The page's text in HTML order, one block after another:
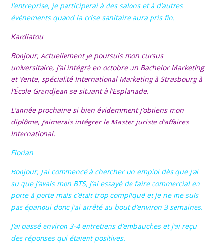
l’entreprise, je participerai à des salons et à d’autres
évènements quand la crise sanitaire aura pris fin.
Kardiatou
Bonjour, Actuellement je poursuis mon cursus
universitaire, j’ai intégré en octobre un Bachelor Marketing
et Vente, spécialité International Marketing à Strasbourg à
l’École Grandjean se situant à l’Esplanade.
L’année prochaine si bien évidemment j’obtiens mon
diplôme, j’aimerais intégrer le Master juriste d’affaires
International.
Florian
Bonjour, J’ai commencé à chercher un emploi dès que j’ai
su que j’avais mon BTS, j’ai essayé de faire commercial en
porte à porte mais c’était trop compliqué et je ne me suis
pas épanoui donc j’ai arrêté au bout d’environ 3 semaines.
J’ai passé environ 3-4 entretiens d’embauches et j’ai reçu
des réponses qui étaient positives.